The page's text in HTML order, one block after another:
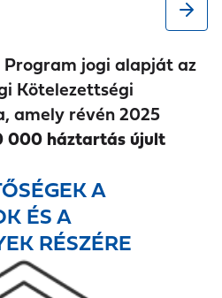
kereske
delmi és
iparkam
arák
kozókfel
települé
se
önkormá
jogi alapját az
Kötelezettségi
amely révén 2025
000 háztartás újult
A
ÉS A
RÉSZÉRE